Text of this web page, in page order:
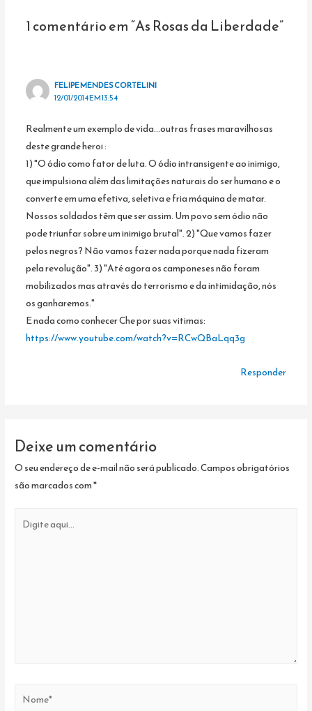
1 comentário em “As Rosas da Liberdade”
FELIPE MENDES CORTELINI
12/01/2014 EM 13:54
Realmente um exemplo de vida…outras frases maravilhosas
deste grande heroi :
1) "O ódio como fator de luta. O ódio intransigente ao inimigo,
que impulsiona além das limitações naturais do ser humano e o
converte em uma efetiva, seletiva e fria máquina de matar.
Nossos soldados têm que ser assim. Um povo sem ódio não
pode triunfar sobre um inimigo brutal". 2) "Que vamos fazer
pelos negros? Não vamos fazer nada porque nada fizeram
pela revolução". 3) "Até agora os camponeses não foram
mobilizados mas através do terrorismo e da intimidação, nós
os ganharemos."
E nada como conhecer Che por suas vitimas:
https://www.youtube.com/watch?v=RCwQBaLqq3g
Responder
Deixe um comentário
O seu endereço de e-mail não será publicado.Campos obrigatórios
são marcados com*
aqui...
Nome*